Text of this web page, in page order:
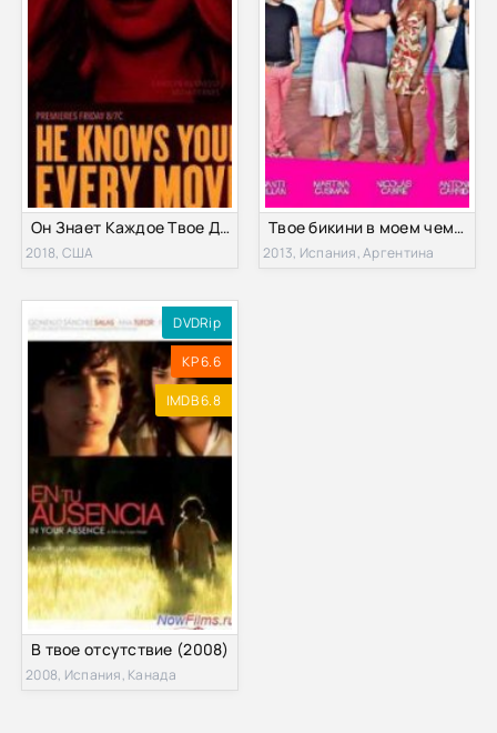
Он Знает Каждое Твое Движение (2018)
2018, США
Твое бикини в моем чемодане (2013)
2013, Испания, Аргентина
DVDRip
KP 6.6
IMDB 6.8
В твое отсутствие (2008)
2008, Испания, Канада